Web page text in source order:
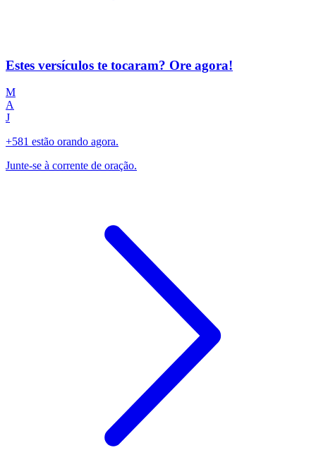
Estes versículos te tocaram? Ore agora!
M
A
J
+581 estão orando agora.
Junte-se à corrente de oração.